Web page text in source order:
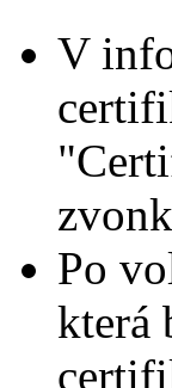
V
Po
která